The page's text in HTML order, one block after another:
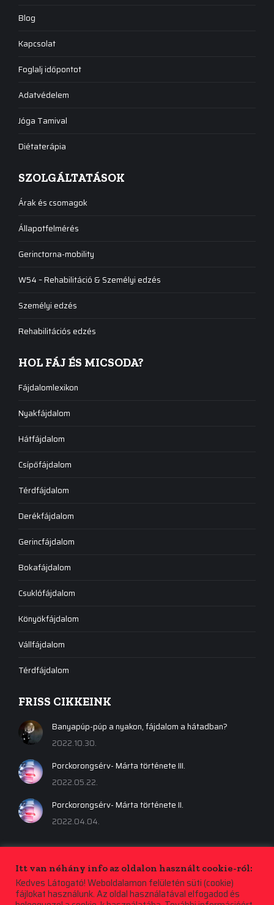
Blog
Kapcsolat
Foglalj időpontot
Adatvédelem
Jóga Tamival
Diétaterápia
SZOLGÁLTATÁSOK
Árak és csomagok
Állapotfelmérés
Gerinctorna-mobility
W54 – Rehabilitáció & Személyi edzés
Személyi edzés
Rehabilitációs edzés
HOL FÁJ ÉS MICSODA?
Fájdalomlexikon
Nyakfájdalom
Hátfájdalom
Csípőfájdalom
Térdfájdalom
Derékfájdalom
Gerincfájdalom
Bokafájdalom
Csuklófájdalom
Könyökfájdalom
Vállfájdalom
Térdfájdalom
FRISS CIKKEINK
Banyapúp-púp a nyakon, fájdalom a hátadban?
2022.10.30.
Porckorongsérv- Márta története III.
2022.05.22.
Porckorongsérv- Márta története II.
2022.04.04.
Itt van néhány info az oldalon használt cookie-ról:
Kedves Látogató! Weboldalamon felületén süti (cookie)
fájlokat használunk. Az oldal használatával elfogadod és